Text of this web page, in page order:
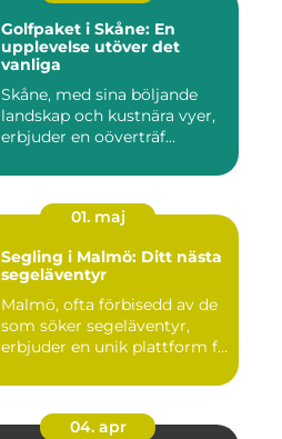
Golfpaket i Skåne: En
upplevelse utöver det
vanliga
Skåne, med sina böljande
landskap och kustnära vyer,
erbjuder en oöverträf...
01. maj
Segling i Malmö: Ditt nästa
segeläventyr
Malmö, ofta förbisedd av de
som söker segeläventyr,
erbjuder en unik plattform f...
04. apr